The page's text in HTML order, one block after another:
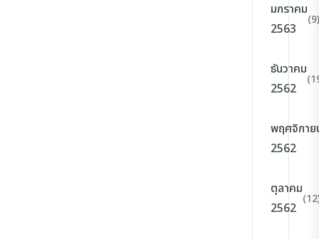
มกราคม
2563
(9)
ธันวาคม
2562
พฤศจิกาย
2562
ตุลาคม
2562